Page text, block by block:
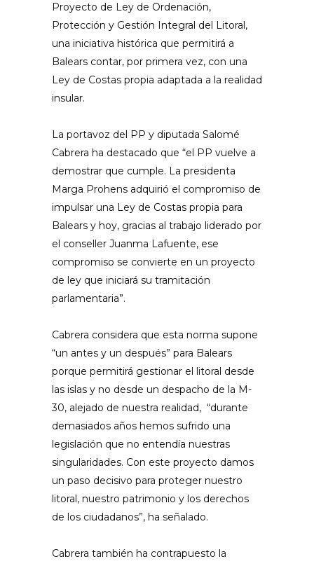
Proyecto de Ley de Ordenación,
Protección y Gestión Integral del Litoral,
una iniciativa histórica que permitirá a
Balears contar, por primera vez, con una
Ley de Costas propia adaptada a la realidad
insular.
La portavoz del PP y diputada Salomé
Cabrera ha destacado que “el PP vuelve a
demostrar que cumple. La presidenta
Marga Prohens adquirió el compromiso de
impulsar una Ley de Costas propia para
Balears y hoy, gracias al trabajo liderado por
el conseller Juanma Lafuente, ese
compromiso se convierte en un proyecto
de ley que iniciará su tramitación
parlamentaria”.
Cabrera considera que esta norma supone
“un antes y un después” para Balears
porque permitirá gestionar el litoral desde
las islas y no desde un despacho de la M-
30, alejado de nuestra realidad, “durante
demasiados años hemos sufrido una
legislación que no entendía nuestras
singularidades. Con este proyecto damos
un paso decisivo para proteger nuestro
litoral, nuestro patrimonio y los derechos
de los ciudadanos”, ha señalado.
Cabrera también ha contrapuesto la